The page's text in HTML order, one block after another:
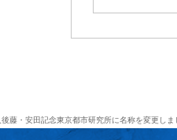
藤・安田記念東京都市研究所に名称を変更しま